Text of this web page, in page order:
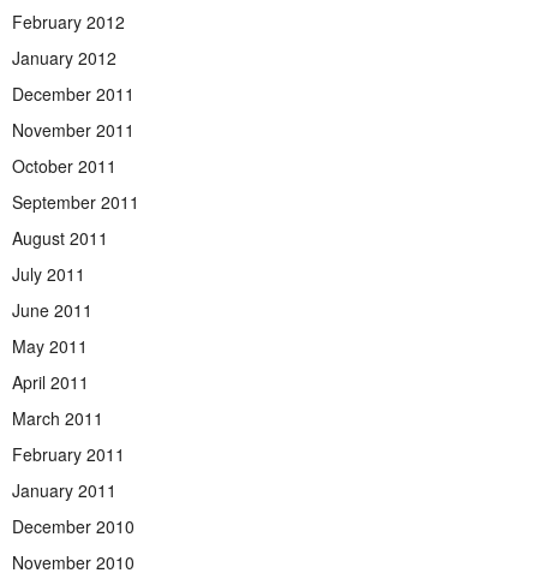
February 2012
January 2012
December 2011
November 2011
October 2011
September 2011
August 2011
July 2011
June 2011
May 2011
April 2011
March 2011
February 2011
January 2011
December 2010
November 2010